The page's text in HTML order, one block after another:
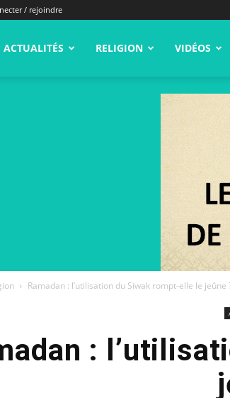
/ rejoindre
ACTUALITÉS RELIGION VIDÉOS
Ramadan : l’utilisation du Siwak rompt-elle le jeûne
: